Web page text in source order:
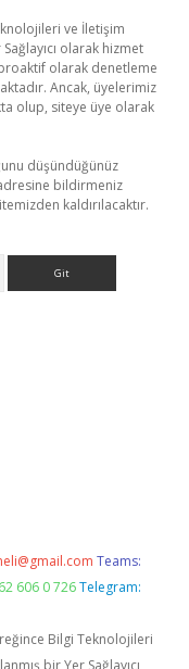
ve İletişim
olarak hizmet
olarak denetleme
Ancak, üyelerimiz
olup, siteye üye olarak
düşündüğünüz
bildirmeniz
kaldırılacaktır.
Teams:
606 0 726 Telegram:
Bilgi Teknolojileri
bir Yer Sağlayıcı